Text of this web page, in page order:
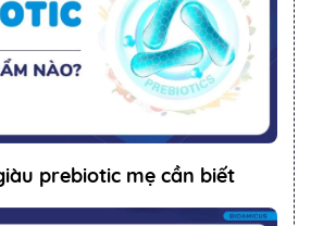
prebiotic mẹ cần biết